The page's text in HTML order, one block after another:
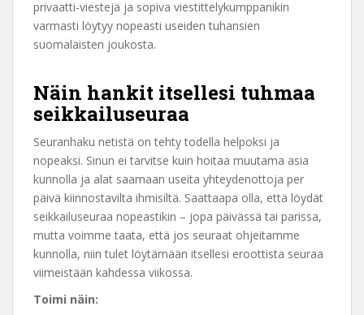
privaatti-viestejä ja sopiva viestittelykumppanikin
varmasti löytyy nopeasti useiden tuhansien
suomalaisten joukosta.
Näin hankit itsellesi tuhmaa
seikkailuseuraa
Seuranhaku netistä on tehty todella helpoksi ja
nopeaksi. Sinun ei tarvitse kuin hoitaa muutama asia
kunnolla ja alat saamaan useita yhteydenottoja per
päivä kiinnostavilta ihmisiltä. Saattaapa olla, että löydät
seikkailuseuraa nopeastikin – jopa päivässä tai parissa,
mutta voimme taata, että jos seuraat ohjeitamme
kunnolla, niin tulet löytämään itsellesi eroottista seuraa
viimeistään kahdessa viikossa.
Toimi näin: